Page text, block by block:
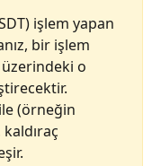
işlem yapan
bir işlem
o
(örneğin